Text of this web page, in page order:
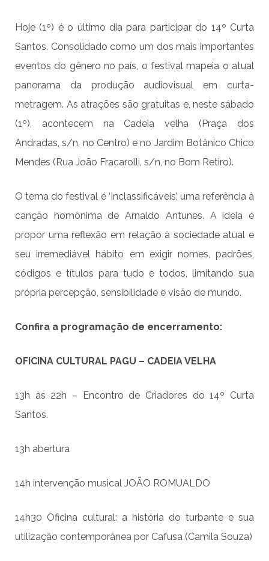
Hoje (1º) é o último dia para participar do 14º Curta
Santos. Consolidado como um dos mais importantes
eventos do gênero no país, o festival mapeia o atual
panorama da produção audiovisual em curta-
metragem. As atrações são gratuitas e, neste sábado
(1º), acontecem na Cadeia velha (Praça dos
Andradas, s/n, no Centro) e no Jardim Botânico Chico
Mendes ( Rua João Fracarolli, s/n, no Bom Retiro).
O tema do festival é ‘Inclassificáveis’, uma referência à
canção homônima de Arnaldo Antunes. A ideia é
propor uma reflexão em relação à sociedade atual e
seu irremediável hábito em exigir nomes, padrões,
códigos e títulos para tudo e todos, limitando sua
própria percepção, sensibilidade e visão de mundo.
Confira a programação de encerramento:
OFICINA CULTURAL PAGU – CADEIA VELHA
13h às 22h – Encontro de Criadores do 14º Curta
Santos.
13h abertura
14h intervenção musical JOÃO ROMUALDO
14h30 Oficina cultural: a história do turbante e sua
utilização contemporânea por Cafusa (Camila Souza)